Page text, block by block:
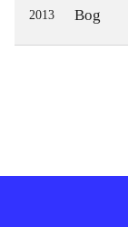
2013 Bog